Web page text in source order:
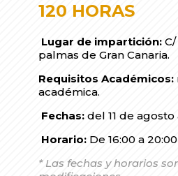
120 HORAS
Lugar de impartición:
palmas de Gran Canaria.
Requisitos Académicos:
académica.
Fechas:del 11 de
Horario: De 16:00 a 20:00
* Las fechas y horarios